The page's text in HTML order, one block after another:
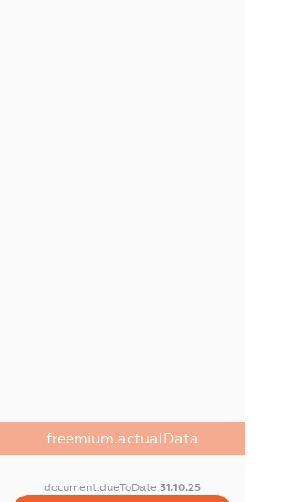
freemium.actualData
document.dueToDate31.10.25